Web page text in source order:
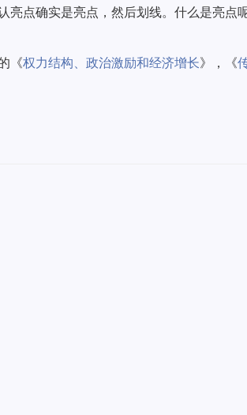
亮点确实是亮点，然后划线。什么是亮点
《权力结构、政治激励和经济增长》，《